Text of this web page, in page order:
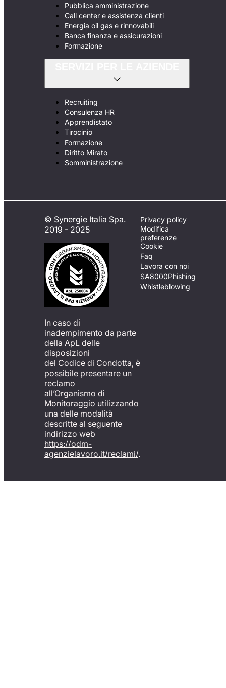
Pubblica amministrazione
Call center e assistenza clienti
Energia oil gas e rinnovabili
Banca finanza e assicurazioni
Formazione
Recruiting
Consulenza HR
Apprendistato
Tirocinio
Formazione
Diritto Mirato
Somministrazione
© Synergie Italia Spa.
2019 - 2025
In caso di
inadempimento da parte
della ApL delle
disposizioni
del Codice di Condotta, è
possibile presentare un
reclamo
all’Organismo di
Monitoraggio utilizzando
una delle modalità
descritte al seguente
indirizzo web
https://odm-
agenzielavoro.it/reclami/.
Privacy policy
Modifica
preferenze
Cookie
Faq
Lavora con noi
SA8000Phishing
Whistleblowing